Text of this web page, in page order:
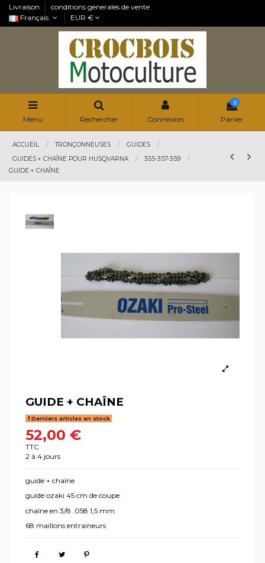
Livraison
conditions generales de vente
Français
EUR €
Menu Rechercher Connexion
0
Panier
ACCUEIL TRONÇONNEUSES
GUIDES
GUIDES + CHAÎNE POUR HUSQVARNA
355-357-359
GUIDE + CHAÎNE
GUIDE + CHAÎNE
Derniers articles en stock
52,00 €
TTC
2 à 4 jours
guide + chaîne
guide ozaki 45 cm de coupe
chaîne en 3/8 .058 1,5 mm
68 maillons entraineurs